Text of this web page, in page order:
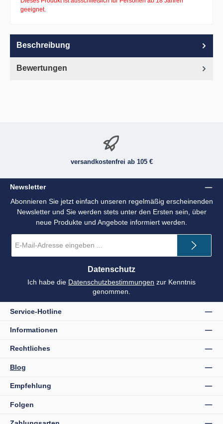
geeignet.
Beschreibung
Bewertungen
versandkostenfrei ab 105 €
Newsletter
Abonnieren Sie jetzt einfach unseren regelmäßig erscheinenden
Newsletter und Sie werden stets unter den Ersten sein, über
neue Produkte und Angebote informiert werden.
Mail-
*
Datenschutz
Ich habe die Datenschutzbestimmungen zur Kenntnis
genommen.
Service-Hotline
Informationen
Rechtliches
Blog
Empfehlung
Folgen